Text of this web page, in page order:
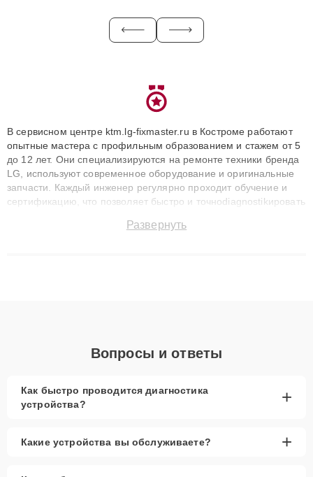
В сервисном центре ktm.lg-fixmaster.ru в Костроме работают
опытные мастера с профильным образованием и стажем от 5
до 12 лет. Они специализируются на ремонте техники бренда
LG, используют современное оборудование и оригинальные
запчасти. Каждый инженер регулярно проходит обучение и
сертификацию, что позволяет быстро и точноdiagnostikировать
до 3 лет. Наши мастера решают сложные случаи: от замены
Развернуть
Вопросы и ответы
Как быстро проводится диагностика
устройства?
+
Какие устройства вы обслуживаете? +